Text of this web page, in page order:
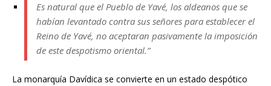
Es natural que el Pueblo de Yavé, los aldeanos que se
habían levantado contra sus señores para establecer el
Reino de Yavé, no aceptaran pasivamente la imposición
de este despotismo oriental.”
La monarquía Davídica se convierte en un estado despótico